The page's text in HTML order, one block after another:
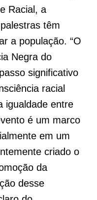
Racial, a
têm
a população. “O
Negra do
significativo
racial
igualdade entre
é um marco
em um
criado o
da
desse